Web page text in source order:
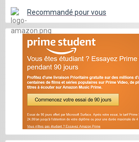
Recommandé pour vous